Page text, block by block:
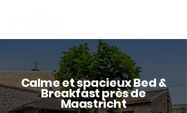
Calme et spacieux Bed &
Breakfast près de
Maastricht